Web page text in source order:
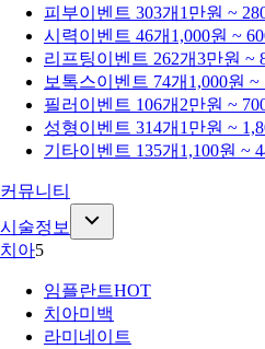
피부이벤트 303개 1만원 ~
시력이벤트 46개 1,000원 ~
리프팅이벤트 262개3만원 ~
보톡스이벤트 74개 1,000원 ~
필러 이벤트 106개 2만원 ~
성형이벤트 314개 1만원 ~
기타이벤트 135개 1,100원 ~
커뮤니티
시술정보
치아5
임플란트HOT
치아미백
라미네이트